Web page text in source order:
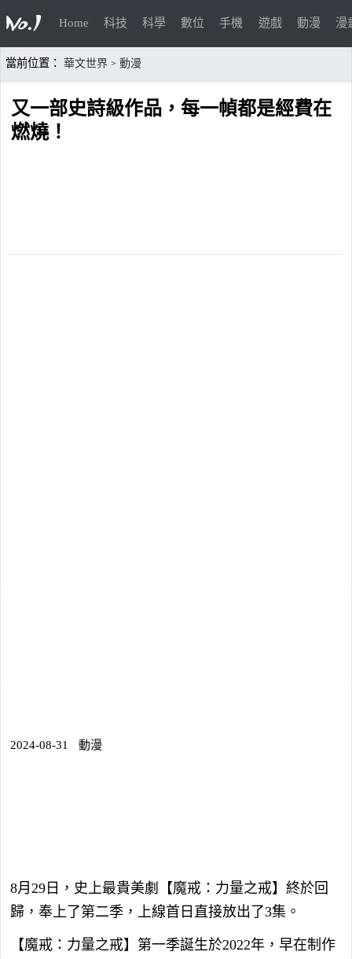
Home 科技 科學 數位 手機 遊戲 動漫 漫
當前位置： 華文世界 > 動漫
又一部史詩級作品，每一幀都是經費在
燃燒！
2024-08-31 動漫
8月29日，史上最貴美劇【魔戒：力量之戒】終於回
歸，奉上了第二季，上線首日直接放出了3集。
【魔戒：力量之戒】第一季誕生於2022年，早在制作